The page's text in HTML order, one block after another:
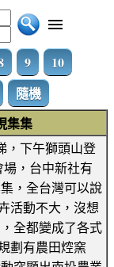
9
10
隨機
集集
，下午獅頭山登
場，台中新社有
，全台灣可以說
活動不大，沒想
全都變成了各式
劃有農田焢窯